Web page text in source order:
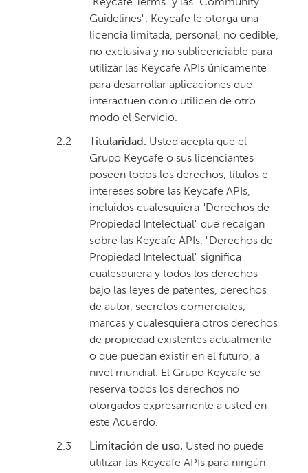
"Keycafe Terms" y las "Community
Guidelines", Keycafe le otorga una
licencia limitada, personal, no cedible,
no exclusiva y no sublicenciable para
utilizar las Keycafe APIs únicamente
para desarrollar aplicaciones que
interactúen con o utilicen de otro
modo el Servicio.
2.2 Titularidad. Usted acepta que el
Grupo Keycafe o sus licenciantes
poseen todos los derechos, títulos e
intereses sobre las Keycafe APIs,
incluidos cualesquiera "Derechos de
Propiedad Intelectual" que recaigan
sobre las Keycafe APIs. "Derechos de
Propiedad Intelectual" significa
cualesquiera y todos los derechos
bajo las leyes de patentes, derechos
de autor, secretos comerciales,
marcas y cualesquiera otros derechos
de propiedad existentes actualmente
o que puedan existir en el futuro, a
nivel mundial. El Grupo Keycafe se
reserva todos los derechos no
otorgados expresamente a usted en
este Acuerdo.
2.3 Limitación de uso. Usted no puede
utilizar las Keycafe APIs para ningún